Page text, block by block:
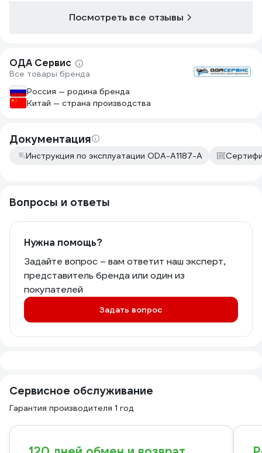
Посмотреть все отзывы
ОДА Сервис
Все товары бренда
Россия — родина бренда
Китай — страна производства
Документация
Инструкция по эксплуатации ODA-A1187-A
Вопросы и ответы
Нужна помощь?
Задайте вопрос – вам ответит наш эксперт,
представитель бренда или один из
покупателей
Задать вопрос
Сервисное обслуживание
Гарантия производителя 1 год